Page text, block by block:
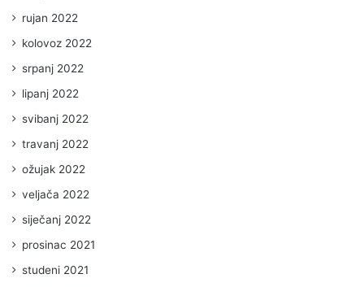
rujan 2022
kolovoz 2022
srpanj 2022
lipanj 2022
svibanj 2022
travanj 2022
ožujak 2022
veljača 2022
siječanj 2022
prosinac 2021
studeni 2021